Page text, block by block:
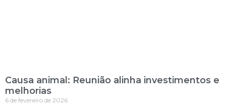
Causa animal: Reunião alinha investimentos e
melhorias
6 de fevereiro de 2026